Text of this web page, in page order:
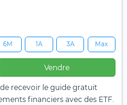
6M 1A 3A Max
Vendre
recevoir le guide gratuit
financiers avec des ETF.